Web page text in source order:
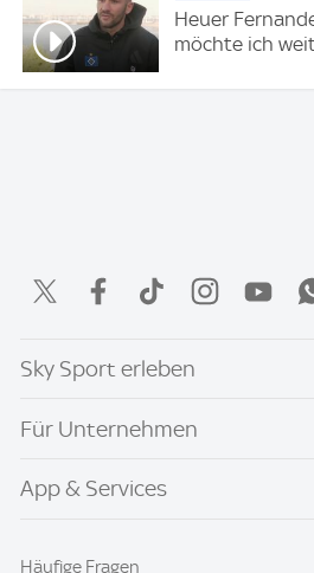
Heuer
möchte ich
Sky Sport erleben
Für Unternehmen
App & Services
Häufige Fragen